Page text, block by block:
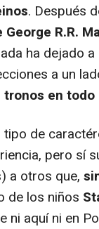
. Después
R.R.
ha dejado
a un
en
de
pero sí
a otros que,
de los niños
ni aquí ni en